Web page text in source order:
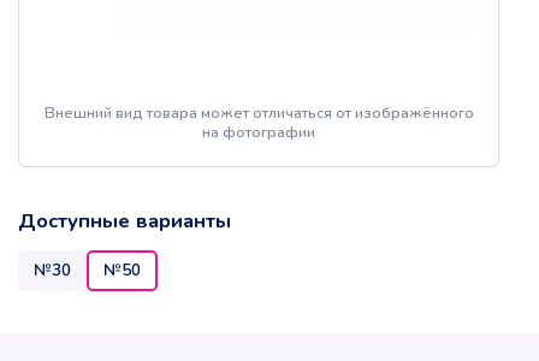
Внешний вид товара может отличаться от изображённого
на фотографии
Доступные варианты
№30 №50